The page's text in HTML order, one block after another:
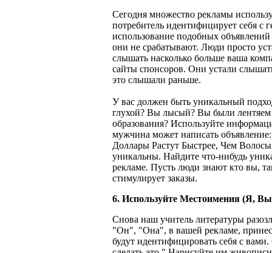
Сегодня множество рекламы
потребитель идентифицирует себя с
использование подобных
они не срабатывают. Люди просто
слышать насколько больше ваша
сайты спонсоров. Они устали
это слышали раньше.
У вас должен быть уникальный
глухой? Вы лысый? Вы были лентяем
образования? Используйте
мужчина может написать
Доллары Растут Быстрее, Чем
уникальны. Найдите что-нибудь
рекламе. Пусть люди знают кто вы,
стимулирует заказы.
6. Используйте Местоимения (Я,
Снова наш учитель литературы
"Он", "Она", в вашей рекламе,
будут идентифицировать себя с